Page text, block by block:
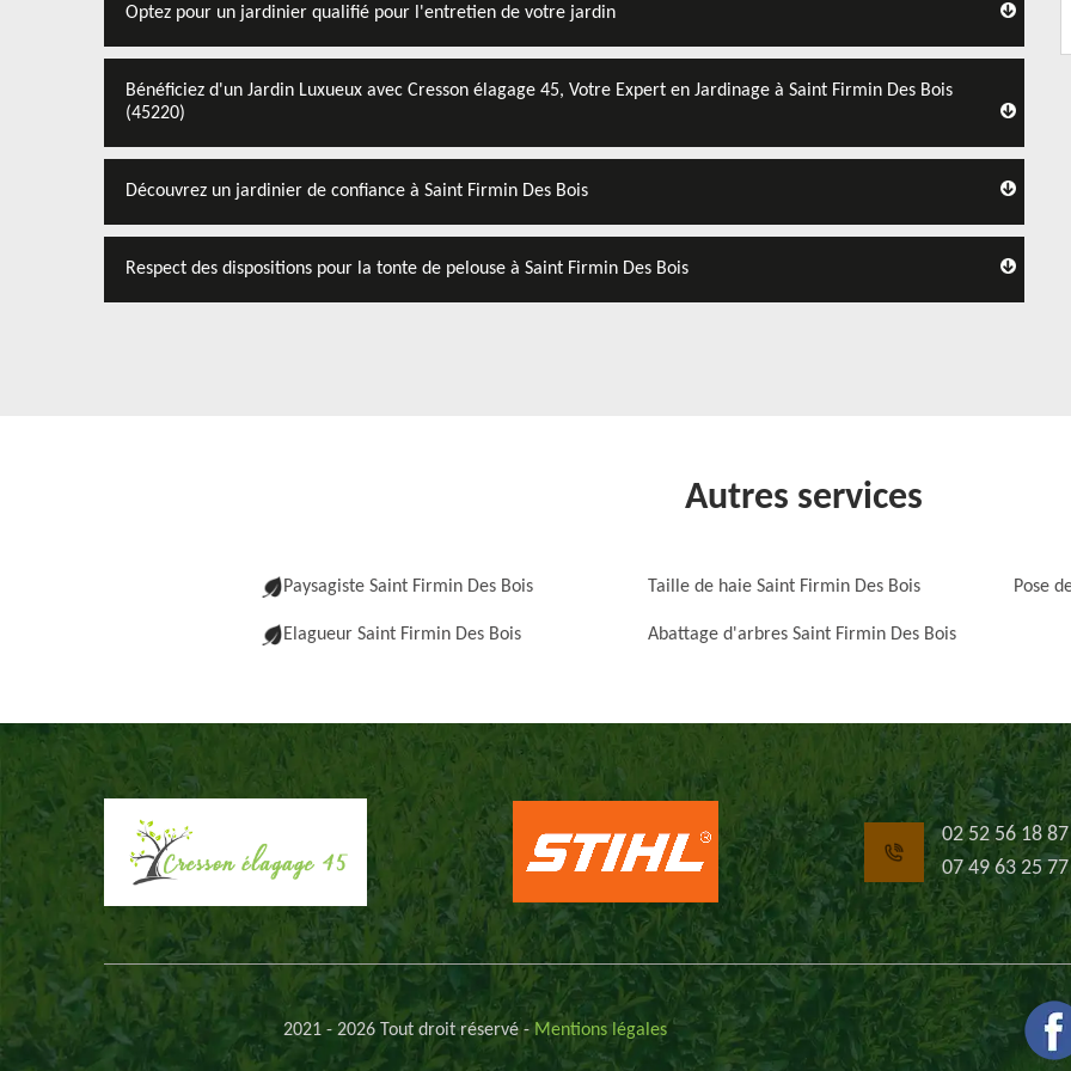
Optez pour un jardinier qualifié pour l'entretien de votre jardin
Bénéficiez d'un Jardin Luxueux avec Cresson élagage 45, Votre Expert en Jardinage à Saint Firmin Des Bois
(45220)
Découvrez un jardinier de confiance à Saint Firmin Des Bois
Respect des dispositions pour la tonte de pelouse à Saint Firmin Des Bois
Autres services
Paysagiste Saint Firmin Des Bois
Elagueur Saint Firmin Des Bois
Taille de haie Saint Firmin Des Bois
Abattage d'arbres Saint Firmin Des Bois
Pose
02 52 56 18 87
07 49 63 25 77
2021 - 2026 Tout droit réservé - Mentions légales